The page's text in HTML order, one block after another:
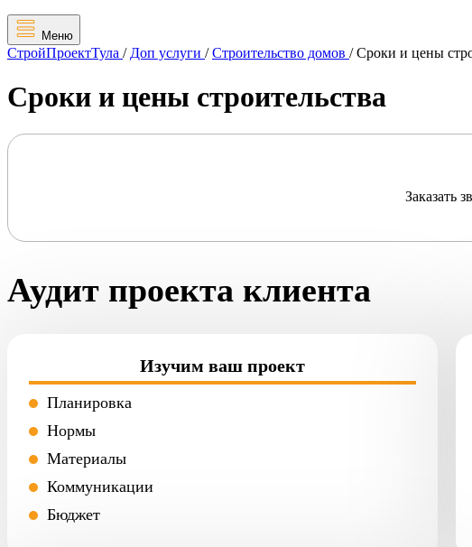
Меню
СтройПроектТула / Доп услуги / Строительство домов / Сроки и цены
Сроки и цены строительства
Заказать
Аудит проекта клиента
Изучим ваш проект
Планировка
Нормы
Материалы
Коммуникации
Бюджет